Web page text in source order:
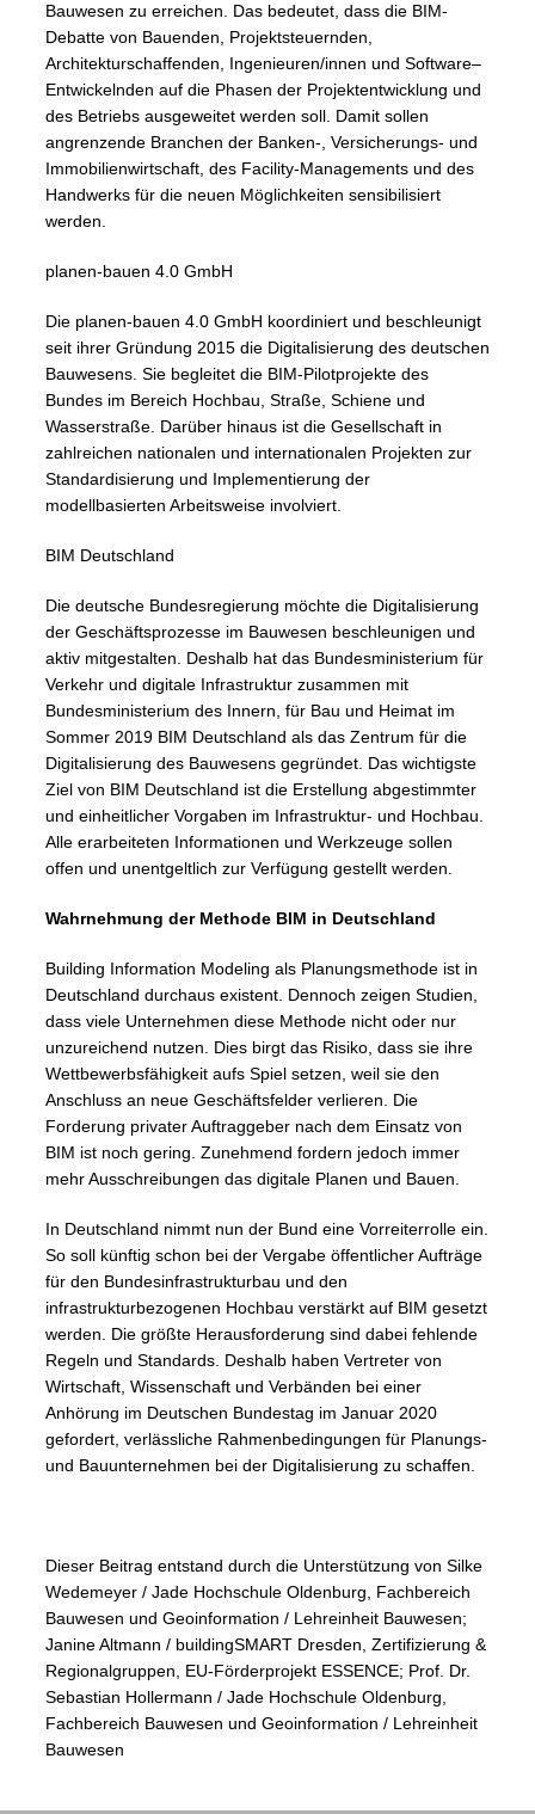
Bauwesen zu erreichen. Das bedeutet, dass die BIM-
Debatte von Bauenden, Projektsteuernden,
Architekturschaffenden, Ingenieuren/innen und Software–
Entwickelnden auf die Phasen der Projektentwicklung und
des Betriebs ausgeweitet werden soll. Damit sollen
angrenzende Branchen der Banken-, Versicherungs- und
Immobilienwirtschaft, des Facility-Managements und des
Handwerks für die neuen Möglichkeiten sensibilisiert
werden.
planen-bauen 4.0 GmbH
Die planen-bauen 4.0 GmbH koordiniert und beschleunigt
seit ihrer Gründung 2015 die Digitalisierung des deutschen
Bauwesens. Sie begleitet die BIM-Pilotprojekte des
Bundes im Bereich Hochbau, Straße, Schiene und
Wasserstraße. Darüber hinaus ist die Gesellschaft in
zahlreichen nationalen und internationalen Projekten zur
Standardisierung und Implementierung der
modellbasierten Arbeitsweise involviert.
BIM Deutschland
Die deutsche Bundesregierung möchte die Digitalisierung
der Geschäftsprozesse im Bauwesen beschleunigen und
aktiv mitgestalten. Deshalb hat das Bundesministerium für
Verkehr und digitale Infrastruktur zusammen mit
Bundesministerium des Innern, für Bau und Heimat im
Sommer 2019 BIM Deutschland als das Zentrum für die
Digitalisierung des Bauwesens gegründet. Das wichtigste
Ziel von BIM Deutschland ist die Erstellung abgestimmter
und einheitlicher Vorgaben im Infrastruktur- und Hochbau.
Alle erarbeiteten Informationen und Werkzeuge sollen
offen und unentgeltlich zur Verfügung gestellt werden.
Wahrnehmung der Methode BIM in Deutschland
Building Information Modeling als Planungsmethode ist in
Deutschland durchaus existent. Dennoch zeigen Studien,
dass viele Unternehmen diese Methode nicht oder nur
unzureichend nutzen. Dies birgt das Risiko, dass sie ihre
Wettbewerbsfähigkeit aufs Spiel setzen, weil sie den
Anschluss an neue Geschäftsfelder verlieren. Die
Forderung privater Auftraggeber nach dem Einsatz von
BIM ist noch gering. Zunehmend fordern jedoch immer
mehr Ausschreibungen das digitale Planen und Bauen.
In Deutschland nimmt nun der Bund eine Vorreiterrolle ein.
So soll künftig schon bei der Vergabe öffentlicher Aufträge
für den Bundesinfrastrukturbau und den
infrastrukturbezogenen Hochbau verstärkt auf BIM gesetzt
werden. Die größte Herausforderung sind dabei fehlende
Regeln und Standards. Deshalb haben Vertreter von
Wirtschaft, Wissenschaft und Verbänden bei einer
Anhörung im Deutschen Bundestag im Januar 2020
gefordert, verlässliche Rahmenbedingungen für Planungs-
und Bauunternehmen bei der Digitalisierung zu schaffen.
Dieser Beitrag entstand durch die Unterstützung von Silke
Wedemeyer / Jade Hochschule Oldenburg, Fachbereich
Bauwesen und Geoinformation / Lehreinheit Bauwesen;
Janine Altmann / buildingSMART Dresden, Zertifizierung &
Regionalgruppen, EU-Förderprojekt ESSENCE; Prof. Dr.
Sebastian Hollermann / Jade Hochschule Oldenburg,
Fachbereich Bauwesen und Geoinformation / Lehreinheit
Bauwesen